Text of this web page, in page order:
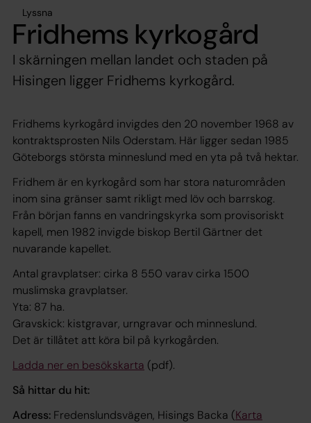
Lyssna
Fridhems kyrkogård
I skärningen mellan landet och staden på
Hisingen ligger Fridhems kyrkogård.
Fridhems kyrkogård invigdes den 20 november 1968 av
kontraktsprosten Nils Oderstam. Här ligger sedan 1985
Göteborgs största minneslund med en yta på två hektar.
Fridhem är en kyrkogård som har stora naturområden
inom sina gränser samt rikligt med löv och barrskog.
Från början fanns en vandringskyrka som provisoriskt
kapell, men 1982 invigde biskop Bertil Gärtner det
nuvarande kapellet.
Antal gravplatser: cirka 8 550 varav cirka 1500
muslimska gravplatser.
Yta: 87 ha.
Gravskick: kistgravar, urngravar och minneslund.
Det är tillåtet att köra bil på kyrkogården.
Ladda ner en besökskarta (pdf).
Så hittar du hit:
Adress: Fredenslundsvägen, Hisings Backa (Karta